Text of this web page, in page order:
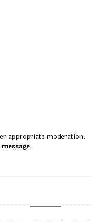
appropriate moderation.